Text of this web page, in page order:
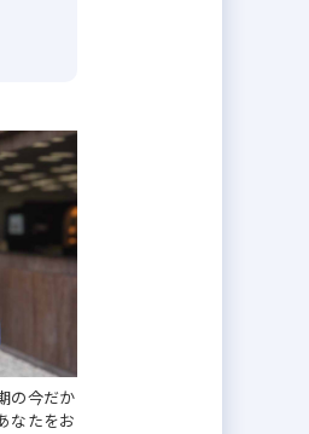
の今だか
なたをお